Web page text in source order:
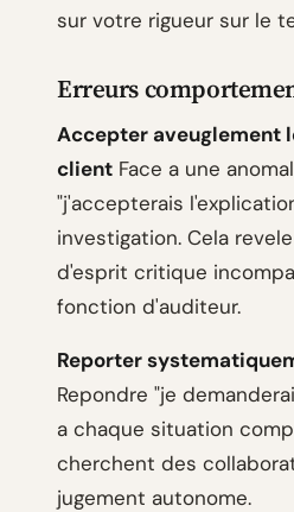
sur votre rigueur sur le
Erreurs
Accepter aveuglement
client Face a une
"j'accepterais
investigation. Cela
d'esprit critique
fonction d'auditeur.
Reporter
Repondre "je
a chaque situation
cherchent des
jugement autonome.